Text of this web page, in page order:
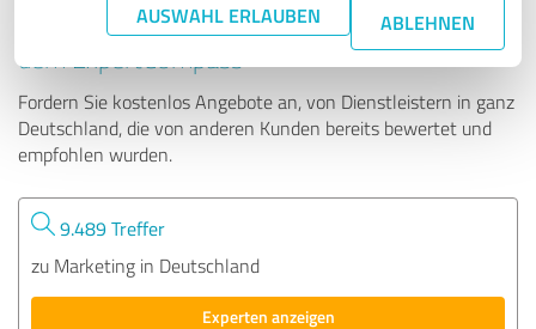
AUSWAHL ERLAUBEN ABLEHNEN
Tipp: Die passenden Experten finden - mit
dem ExpertCompass
Fordern Sie kostenlos Angebote an, von Dienstleistern in ganz
Deutschland, die von anderen Kunden bereits bewertet und
empfohlen wurden.
9.489 Treffer
zu Marketing in Deutschland
Experten anzeigen